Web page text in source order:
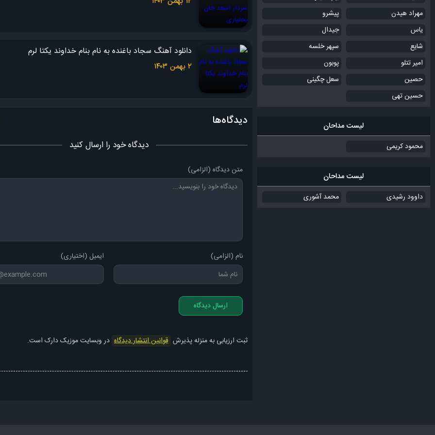
دانلود آهنگ سجاد باغنده به نام بنام خداوند یکتا لرم
۲ بهمن ۱۴۰۳
دیدگاه‌ها
دیدگاه خود را ارسال کنید
متن دیدگاه (الزامی)
نام (الزامی) ایمیل (اختیاری)
ارسال دیدگاه
ثبت ارزیابی به منزله پذیرش قوانین انتشار دیدگاه در وبسایت موزیک دارک است.
مهراد هیدن
پیشرو
یاس
جیدال
شایع
سپهر خلسه
امیر تتلو
پوبون
حصین
سعل چگینی
حسین تهی
لیست مداحان
محمود کریمی
لیست مداحان
داوود رشیدی محمد آشوری